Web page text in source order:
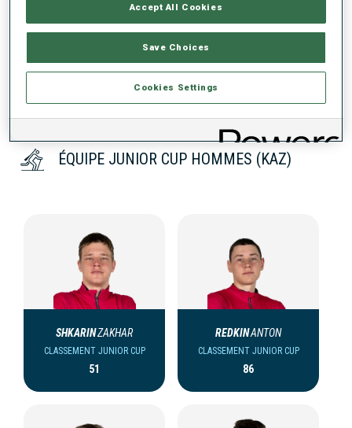
DONNÉES NON DISPONIBLES
ÉQUIPE JUNIOR CUP HOMMES (KAZ)
SHKARINZAKHAR
CLASSEMENT JUNIOR CUP
51
REDKINANTON
CLASSEMENT JUNIOR CUP
86
Accept All Cookies
Save Choices
Cookies Settings